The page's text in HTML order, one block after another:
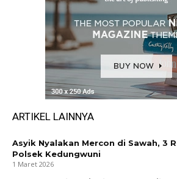
ARTIKEL LAINNYA
Asyik Nyalakan Mercon di Sawah, 3
Polsek Kedungwuni
1 Maret 2026